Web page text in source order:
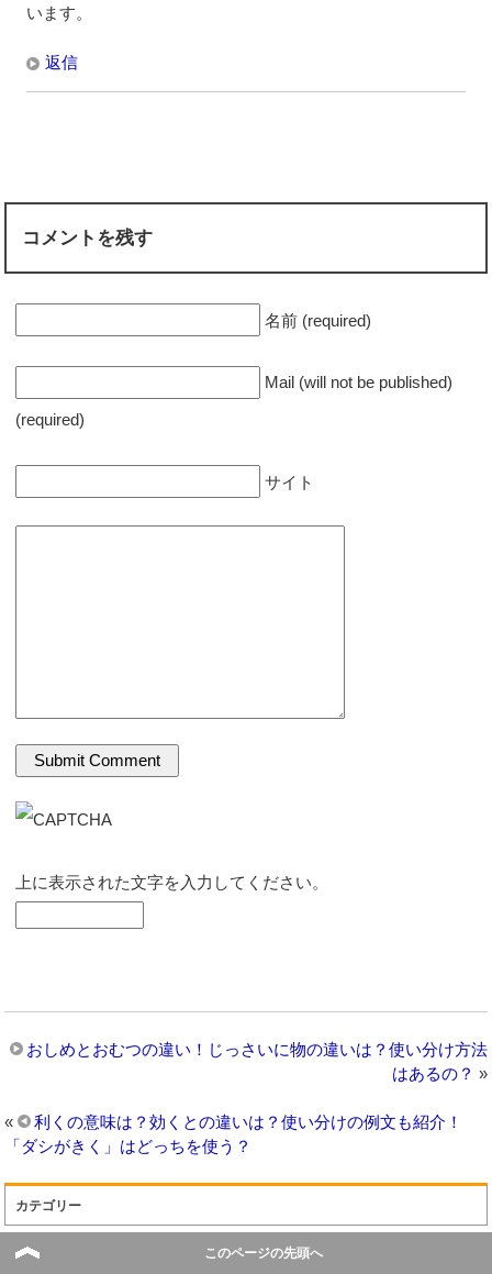
います。
返信
コメントを残す
名前 (required)
Mail (will not be published)
(required)
サイト
上に表示された文字を入力してください。
おしめとおむつの違い！じっさいに物の違いは？使い分け方法
はあるの？ »
«
利くの意味は？効くとの違いは？使い分けの例文も紹介！
「ダシがきく」はどっちを使う？
カテゴリー
サービスの違い
このページの先頭へ